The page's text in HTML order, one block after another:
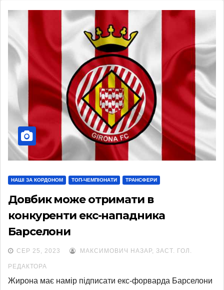
НАШІ ЗА КОРДОНОМ ТОП-ЧЕМПІОНАТИ ТРАНСФЕРИ
Довбик може отримати в
конкуренти екс-нападника
Барселони
СЕР 25, 2023 МАКСИМОВИЧ НАЗАР, ЗАСТ. ГОЛ.
РЕДАКТОРА
Жирона має намір підписати екс-форварда Барселони